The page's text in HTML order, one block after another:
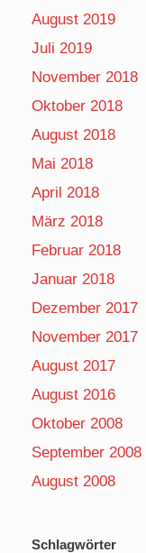
August 2019
Juli 2019
November 2018
Oktober 2018
August 2018
Mai 2018
April 2018
März 2018
Februar 2018
Januar 2018
Dezember 2017
November 2017
August 2017
August 2016
Oktober 2008
September 2008
August 2008
Schlagwörter